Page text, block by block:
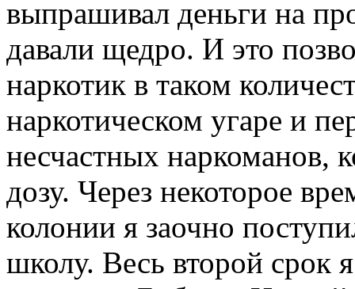
выпрашивал деньги на
давали щедро. И это
наркотик в таком
наркотическом угаре и
несчастных наркоманов,
дозу. Через некоторое
колонии я заочно
школу. Весь второй срок